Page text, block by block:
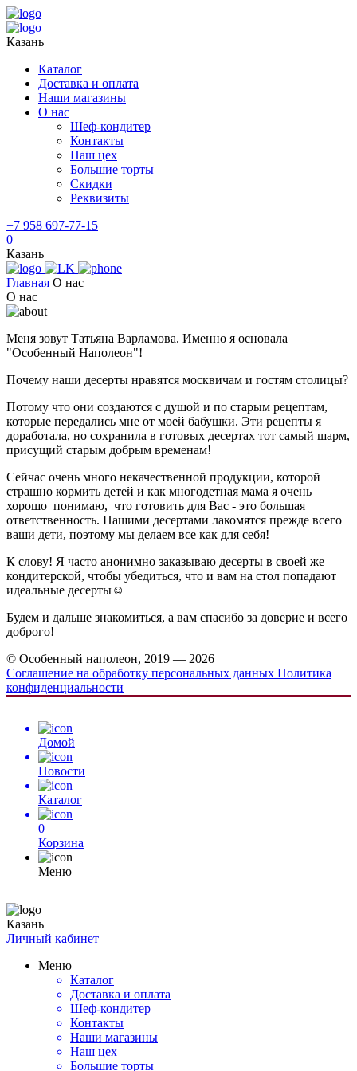
Казань
Каталог
Доставка и оплата
Наши магазины
О нас
Шеф-кондитер
Контакты
Наш цех
Большие торты
Скидки
Реквизиты
+7 958 697-77-15
0
Казань
Главная О нас
О нас
Меня зовут Татьяна Варламова. Именно я основала
"Особенный Наполеон"!
Почему наши десерты нравятся москвичам и гостям столицы?
Потому что они создаются с душой и по старым рецептам,
которые передались мне от моей бабушки. Эти рецепты я
доработала, но сохранила в готовых десертах тот самый шарм,
присущий старым добрым временам!
Сейчас очень много некачественной продукции, которой
страшно кормить детей и как многодетная мама я очень
хорошо понимаю, что готовить для Вас - это большая
ответственность. Нашими десертами лакомятся прежде всего
ваши дети, поэтому мы делаем все как для себя!
К слову! Я часто анонимно заказываю десерты в своей же
кондитерской, чтобы убедиться, что и вам на стол попадают
идеальные десерты☺️
Будем и дальше знакомиться, а вам спасибо за доверие и всего
доброго!
© Особенный наполеон, 2019 — 2026
Соглашение на обработку персональных данных Политика
конфиденциальности
Домой
Новости
Каталог
0
Корзина
Меню
Казань
Личный кабинет
Меню
Каталог
Доставка и оплата
Шеф-кондитер
Контакты
Наши магазины
Наш цех
Большие торты